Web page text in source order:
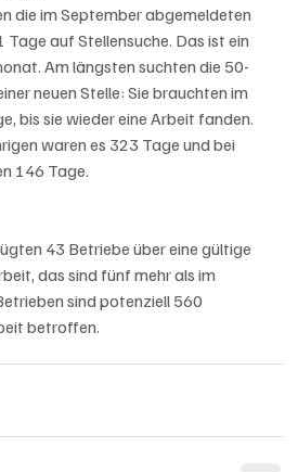
die im September abgemeldeten
Tage auf Stellensuche. Das ist ein
Am längsten suchten die 50-
neuen Stelle: Sie brauchten im
bis sie wieder eine Arbeit fanden.
waren es 323 Tage und bei
146 Tage.
43 Betriebe über eine gültige
das sind fünf mehr als im
sind potenziell 560
betroffen.